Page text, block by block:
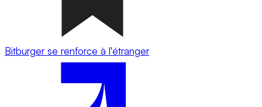
Bitburger se renforce à l'étranger